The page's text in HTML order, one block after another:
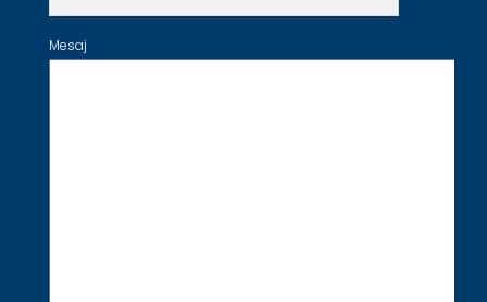
Mesaj